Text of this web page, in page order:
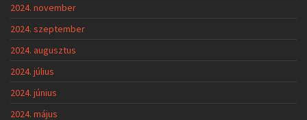
2024. november
2024. szeptember
2024. augusztus
2024. július
2024. június
2024. május